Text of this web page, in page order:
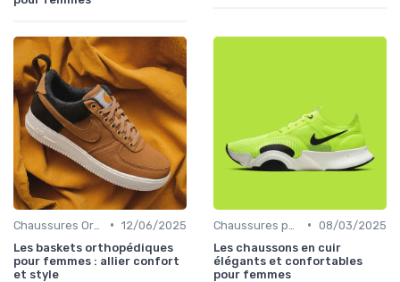
• 12/06/2025
Les baskets orthopédiques
pour femmes : allier confort
et style
• 08/03/2025
Les chaussons en cuir
élégants et confortables
pour femmes